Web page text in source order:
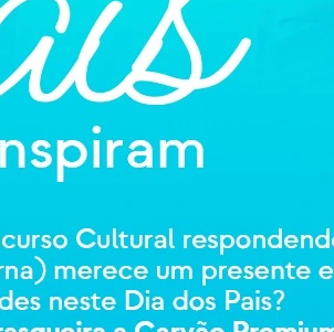
ORTOPEDIA E REABILITAÇAO